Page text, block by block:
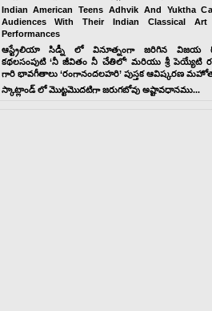
Indian American Teens Adhvik And Yuktha
Audiences With Their Indian Classical Art
Performances
ఆస్ట్రేలియా సిడ్నీ లో వినూత్నంగా జరిగిన విజయ
కథల‌సంపుటి ‘నీ జీవితం నీ చేతిలో’ మరియు శ్రీ పెయ్యేటి
గారి భావగీతాలు ‘రంగానందలహరి’ పుస్తక ఆవిష్కరణ
స్కాట్లాండ్ లో మొట్టమొదటిగా జరుగబోవు అష్టావధానము...